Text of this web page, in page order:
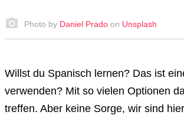
Photo by Daniel Pradoon Unsplash
Willst du Spanisch lernen?Das ist
verwenden? Mit so vielen Optionen
treffen. Aber keine Sorge, wir sind